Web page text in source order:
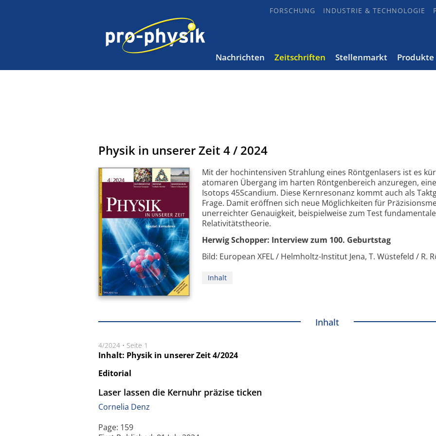
FORSCHUNG INDUSTRIE & TECHNOLOGIE
Nachrichten Zeitschriften Stellenmarkt Produkte
Physik in unserer Zeit 4 / 2024
Mit der hochintensiven Strahlung eines Röntgenlasers ist es
atomaren Übergang im harten Röntgenbereich anzuregen,
Isotops 45Scandium. Diese Kernresonanz kommt auch als
Frage. Damit eröffnen sich neue Möglichkeiten für
unerreichter Genauigkeit, beispielweise zum Test
Relativitätstheorie.
Herwig Schopper: Interview zum 100.
Bild: European XFEL / Helmholtz-Institut Jena, T. Wüstefeld /
Inhalt
Inhalt
4/2024 • Seite 1
Inhalt: Physik in unserer Zeit 4/2024
Editorial
Laser lassen die Kernuhr präzise ticken
Cornelia Denz
Page: 159